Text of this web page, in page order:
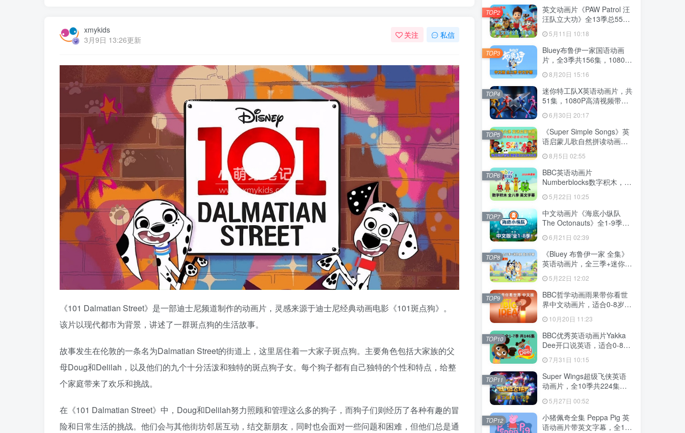
xmykids
3月9日 13:26更新
关注 私信
《101 Dalmatian Street》是一部迪士尼频道制作的动画片，灵感来源于迪士尼经典动画电影《101斑点狗》。
该片以现代都市为背景，讲述了一群斑点狗的生活故事。
故事发生在伦敦的一条名为Dalmatian Street的街道上，这里居住着一大家子斑点狗。主要角色包括大家族的父
母Doug和Delilah，以及他们的九个十分活泼和独特的斑点狗子女。每个狗子都有自己独特的个性和特点，给整
个家庭带来了欢乐和挑战。
在《101 Dalmatian Street》中，Doug和Delilah努力照顾和管理这么多的狗子，而狗子们则经历了各种有趣的冒
险和日常生活的挑战。他们会与其他街坊邻居互动，结交新朋友，同时也会面对一些问题和困难，但他们总是通
英文动画片《PAW Patrol 汪
汪队立大功》全13季总555
字幕，带配套音频MP3，百
度云网盘下载！
5月11日 10:18
TOP2
Bluey布鲁伊一家国语动画
片，全3季共156集，1080P
云网盘下载
8月20日 15:16
TOP3
迷你特工队X英语动画片，共
51集，1080P高清视频带中
6月30日 20:17
TOP4
《Super Simple Songs》英
语启蒙儿歌自然拼读动画视
1080P高清视频带英文字
幕，百度云网盘下载！
8月5日 02:55
TOP5
BBC英语动画片
Numberblocks数字积木，适
别专辑共198集，1080P高清
视频带英文字幕，送配套音
频MP3，百度云网盘下载！
5月22日 10:25
TOP6
中文动画片《海底小纵队
The Octonauts》全1-9季共
247集+特别版9集，1080P
高清视频带中文字幕，百度
云网盘下载
6月21日 02:39
TOP7
《Bluey 布鲁伊一家 全集》
英语动画片，全三季+迷你剧
共204集，1080P高清视频带
英文字幕，带配套音频
MP3，百度云网盘下载！
5月22日 12:02
TOP8
BBC哲学动画雨果带你看世
界中文动画片，适合0-8岁，
全52集，1080P高清视频，
百度云网盘下载
10月20日 11:23
TOP9
BBC优秀英语动画片Yakka
Dee开口说英语，适合0-8
岁，全1-7季总共146集，
1080P高清视频带英文字
幕，送配套音频MP3，百度
云网盘下载！
7月31日 10:15
TOP10
Super Wings超级飞侠英语
动画片，全10季共224集，
幕，带配套音频MP3，百度
云网盘下载！
5月27日 00:52
TOP11
小猪佩奇全集 Peppa Pig 英
语动画片带英文字幕，全1-9
TOP12